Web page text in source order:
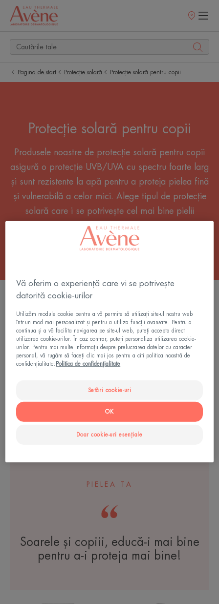
Retailerii
Pagina de start Protecție solară Protecție solară pentru copii
Protecție solară pentru copii
Produsele noastre de protecție solară pentru copii
asigură o protecție UVB/UVA cu spectru foarte larg
și sunt rezistente la apă pentru a proteja pielea fină
și vulnerabilă a celor mici. Alege tipul de protecție
solară care i se potrivește cel mai bine pielii
micuțului tău.
5 rezultate "Protecție solară pentru copii"
Intense
Protect
50+
Spray
SPF
50+
pentru
Spray SPF 50+ pentru copii
PIELEA TA
Soarele și copiii, educă-i mai bine
pentru a-i proteja mai bine!
Vă oferim o experiență care vi se potrivește
datorită cookie-urilor
Utilizăm module cookie pentru a vă permite să utilizați site-ul nostru web
într-un mod mai personalizat și pentru a utiliza funcții avansate. Pentru a
continua și a vă facilita navigarea pe site-ul web, puteți accepta direct
utilizarea cookie-urilor. În caz contrar, puteți personaliza utilizarea cookie-
urilor. Pentru mai multe informații despre prelucrarea datelor cu caracter
personal, vă rugăm să faceți clic mai jos pentru a citi politica noastră de
confidențialitate: Politica de confidențialitate
Setări cookie-uri
Doar cookie-uri esențiale
OK